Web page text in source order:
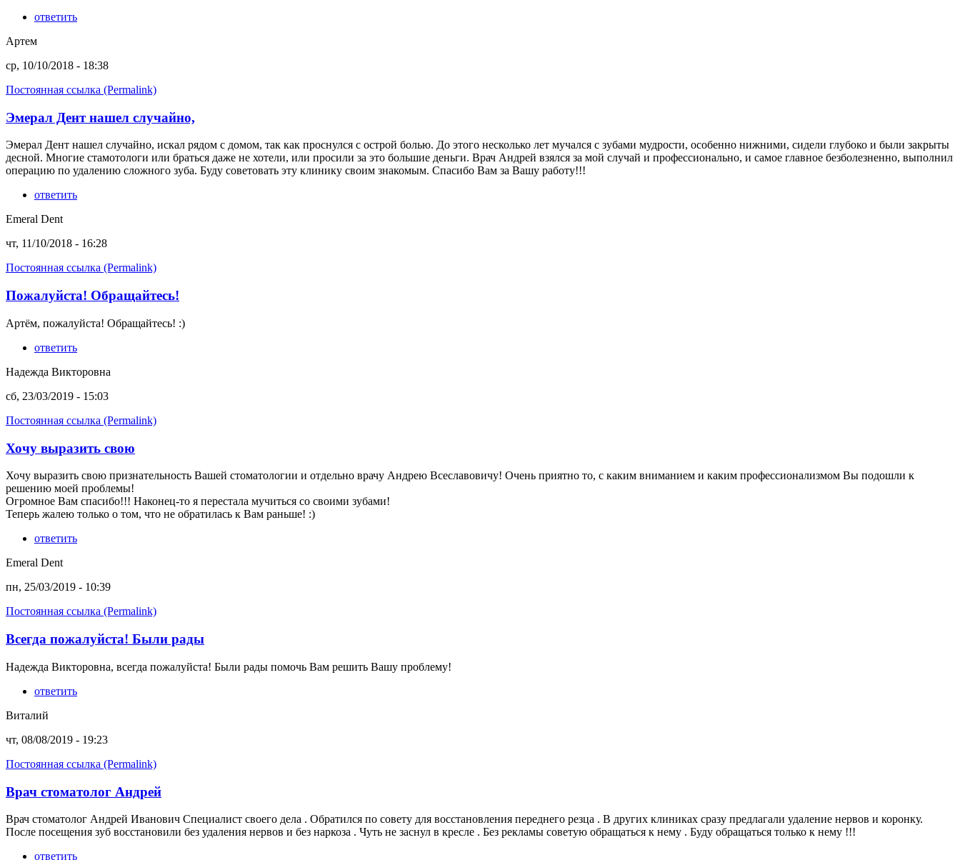
ответить
Артем
ср, 10/10/2018 - 18:38
Постоянная ссылка (Permalink)
Эмерал Дент нашел случайно,
Эмерал Дент нашел случайно, искал рядом с домом, так как проснулся с острой болью. До этого несколько лет мучался с зубами мудрости, особенно нижними, сидели глубоко и были закрыты
десной. Многие стамотологи или браться даже не хотели, или просили за это большие деньги. Врач Андрей взялся за мой случай и профессионально, и самое главное безболезненно, выполнил
операцию по удалению сложного зуба. Буду советовать эту клинику своим знакомым. Спасибо Вам за Вашу работу!!!
ответить
Emeral Dent
чт, 11/10/2018 - 16:28
Постоянная ссылка (Permalink)
Пожалуйста! Обращайтесь!
Артём, пожалуйста! Обращайтесь! :)
ответить
Надежда Викторовна
сб, 23/03/2019 - 15:03
Постоянная ссылка (Permalink)
Хочу выразить свою
Хочу выразить свою признательность Вашей стоматологии и отдельно врачу Андрею Всеславовичу! Очень приятно то, с каким вниманием и каким профессионализмом Вы подошли к
решению моей проблемы!
Огромное Вам спасибо!!! Наконец-то я перестала мучиться со своими зубами!
Теперь жалею только о том, что не обратилась к Вам раньше! :)
ответить
Emeral Dent
пн, 25/03/2019 - 10:39
Постоянная ссылка (Permalink)
Всегда пожалуйста! Были рады
Надежда Викторовна, всегда пожалуйста! Были рады помочь Вам решить Вашу проблему!
ответить
Виталий
чт, 08/08/2019 - 19:23
Постоянная ссылка (Permalink)
Врач стоматолог Андрей
Врач стоматолог Андрей Иванович Специалист своего дела . Обратился по совету для восстановления переднего резца . В других клиниках сразу предлагали удаление нервов и коронку.
После посещения зуб восстановили без удаления нервов и без наркоза . Чуть не заснул в кресле . Без рекламы советую обращаться к нему . Буду обращаться только к нему !!!
ответить